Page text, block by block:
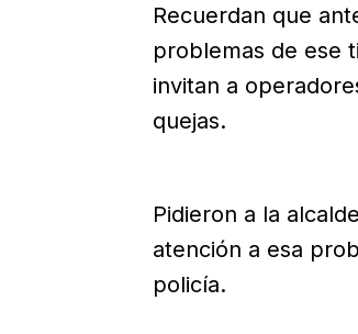
Recuerdan que
problemas de ese
invitan a
quejas.
Pidieron a la
atención a esa
policía.